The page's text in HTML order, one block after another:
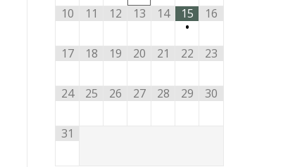
10 11 12 13 14
15
•
16
17 18 19 20 21 22 23
24 25 26 27 28 29 30
31